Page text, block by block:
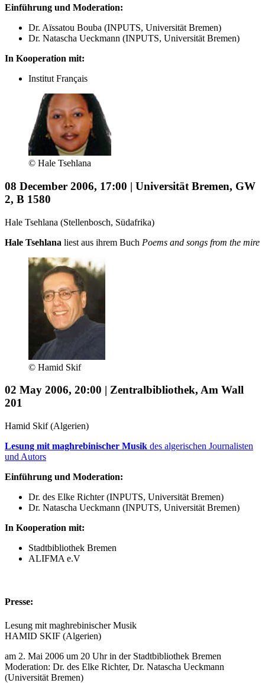
Einführung und Moderation:
Dr. Aïssatou Bouba (INPUTS, Universität Bremen)
Dr. Natascha Ueckmann (INPUTS, Universität Bremen)
In Kooperation mit:
Institut Français
© Hale Tsehlana
08 December 2006, 17:00 | Universität Bremen, GW
2, B 1580
Hale Tsehlana (Stellenbosch, Südafrika)
Hale Tsehlana liest aus ihrem Buch Poems and songs from the mire
© Hamid Skif
02 May 2006, 20:00 | Zentralbibliothek, Am Wall
201
Hamid Skif (Algerien)
Lesung mit maghrebinischer Musik des algerischen Journalisten
und Autors
Einführung und Moderation:
Dr. des Elke Richter (INPUTS, Universität Bremen)
Dr. Natascha Ueckmann (INPUTS, Universität Bremen)
In Kooperation mit:
Stadtbibliothek Bremen
ALIFMA e.V
Presse:
Lesung mit maghrebinischer Musik
HAMID SKIF (Algerien)
am 2. Mai 2006 um 20 Uhr in der Stadtbibliothek Bremen
Moderation: Dr. des Elke Richter, Dr. Natascha Ueckmann
(Universität Bremen)